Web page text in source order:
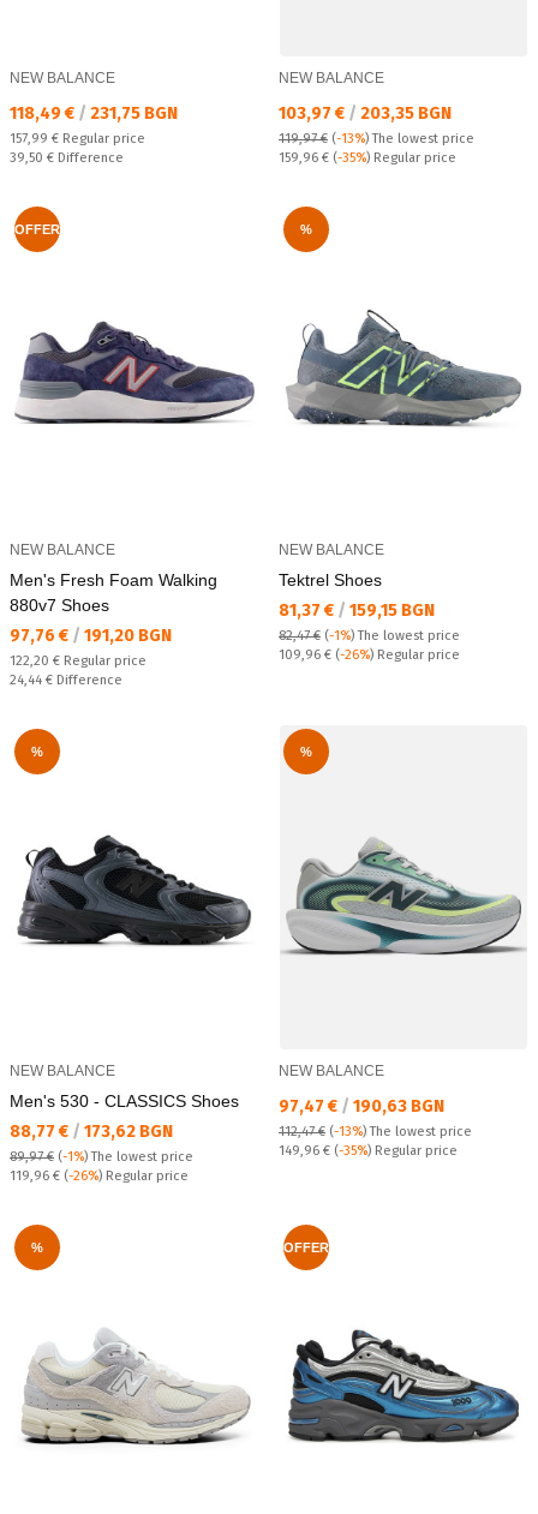
NEW BALANCE
Текуща цена:
118,49 € / 231,75 BGN
Regular price:
157,99 € Regular price
Спестявате:
39,50 € Difference
NEW BALANCE
Текуща цена:
103,97 € / 203,35 BGN
119,97 € (-13%)The lowest price
Regular price:
159,96 € (-35%) Regular price
OFFER
NEW BALANCE
Men's Fresh Foam Walking
880v7 Shoes
Текуща цена:
97,76 € / 191,20 BGN
Regular price:
122,20 € Regular price
Спестявате:
24,44 € Difference
%
NEW BALANCE
Tektrel Shoes
Текуща цена:
81,37 € / 159,15 BGN
82,47 € (-1%)The lowest price
Regular price:
109,96 € (-26%) Regular price
%
NEW BALANCE
Men's 530 - CLASSICS Shoes
Текуща цена:
88,77 € / 173,62 BGN
89,97 € (-1%)The lowest price
Regular price:
119,96 € (-26%) Regular price
%
NEW BALANCE
Текуща цена:
97,47 € / 190,63 BGN
112,47 € (-13%)The lowest price
Regular price:
149,96 € (-35%) Regular price
% OFFER